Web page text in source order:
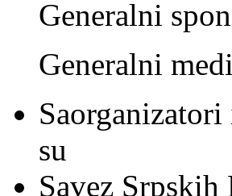
Generalni
Generalni
su
Savez